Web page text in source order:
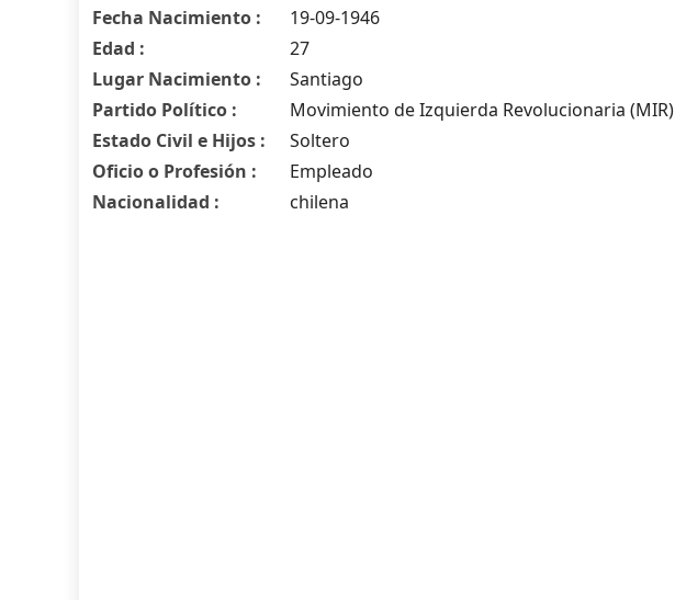
Fecha Nacimiento :
19-09-1946
Edad :
27
Lugar Nacimiento :
Santiago
Partido Político :
Movimiento de Izquierda Revolucionaria (MIR)
Estado Civil e Hijos :
Soltero
Oficio o Profesión :
Empleado
Nacionalidad :
chilena